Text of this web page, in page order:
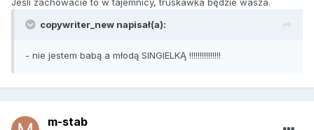
Jeśli zachowacie to w tajemnicy, truskawka będzie wasza.
copywriter_new napisał(a):
- nie jestem babą a młodą SINGIELKĄ !!!!!!!!!!!!!!!
m-stab